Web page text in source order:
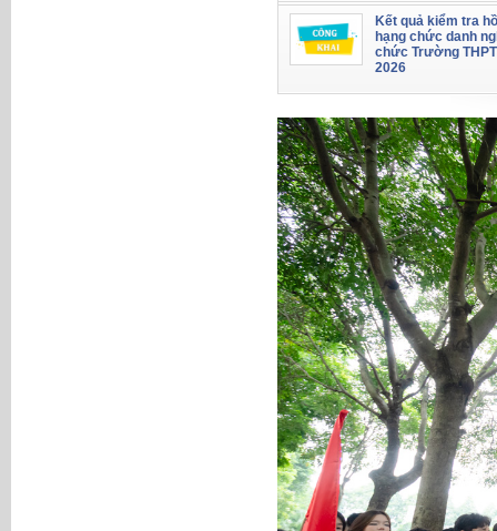
Kết quả kiểm tra
hạng chức danh
chức Trường
2026